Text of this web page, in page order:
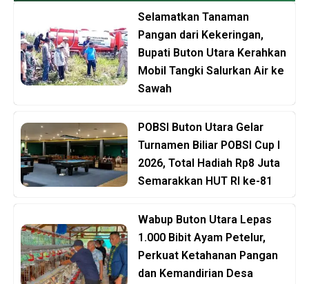
Selamatkan Tanaman
Pangan dari Kekeringan,
Bupati Buton Utara Kerahkan
Mobil Tangki Salurkan Air ke
Sawah
POBSI Buton Utara Gelar
Turnamen Biliar POBSI Cup I
2026, Total Hadiah Rp8 Juta
Semarakkan HUT RI ke-81
Wabup Buton Utara Lepas
1.000 Bibit Ayam Petelur,
Perkuat Ketahanan Pangan
dan Kemandirian Desa